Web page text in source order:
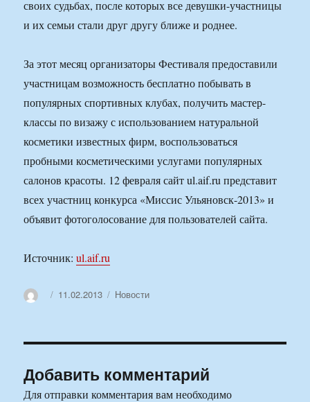
своих судьбах, после которых все девушки-участницы
и их семьи стали друг другу ближе и роднее.
За этот месяц организаторы Фестиваля предоставили
участницам возможность бесплатно побывать в
популярных спортивных клубах, получить мастер-
классы по визажу с использованием натуральной
косметики известных фирм, воспользоваться
пробными косметическими услугами популярных
салонов красоты. 12 февраля сайт ul.aif.ru представит
всех участниц конкурса «Миссис Ульяновск-2013» и
объявит фотоголосование для пользователей сайта.
Источник:ul.aif.ru
АвторОпубликовано
11.02.2013 Рубрики
Новости
Добавить комментарий
Для отправки комментария вам необходимо